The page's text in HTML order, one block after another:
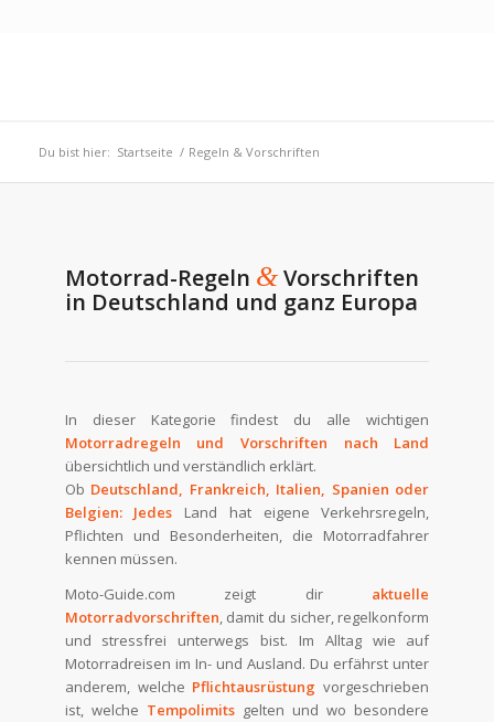
Du bist hier: Startseite / Regeln & Vorschriften
Motorrad-Regeln &Vorschriften
in Deutschland und ganz Europa
In dieser Kategorie findest du alle wichtigen
Motorradregeln und Vorschriften nach Land
übersichtlich und verständlich erklärt.
Ob Deutschland, Frankreich, Italien, Spanien oder
Belgien: Jedes Land hat eigene Verkehrsregeln,
Pflichten und Besonderheiten, die Motorradfahrer
kennen müssen.
Moto-Guide.com zeigt dir aktuelle
Motorradvorschriften, damit du sicher, regelkonform
und stressfrei unterwegs bist. Im Alltag wie auf
Motorradreisen im In- und Ausland. Du erfährst unter
anderem, welche Pflichtausrüstung vorgeschrieben
ist, welche Tempolimitsgelten und wo besondere